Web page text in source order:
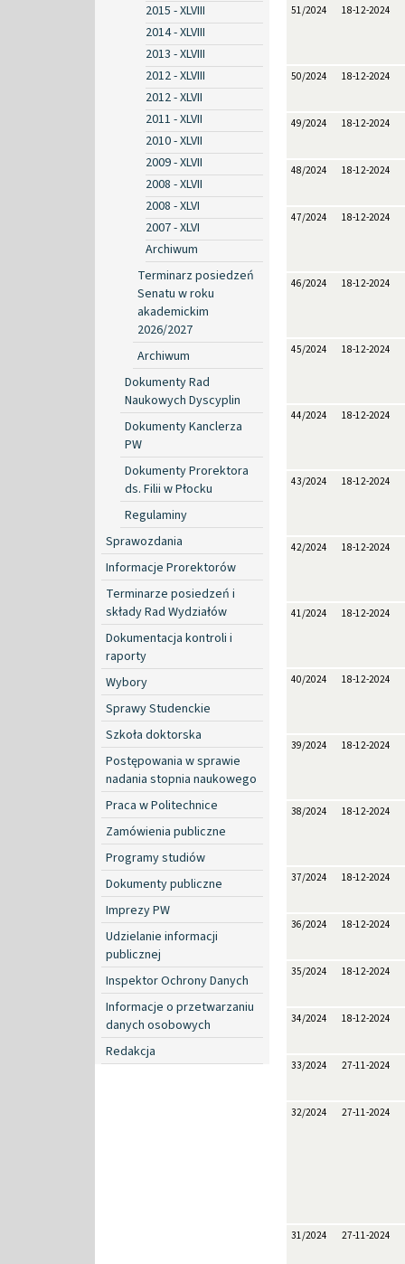
2015 - XLVIII
2014 - XLVIII
2013 - XLVIII
2012 - XLVIII
2012 - XLVII
2011 - XLVII
2010 - XLVII
2009 - XLVII
2008 - XLVII
2008 - XLVI
2007 - XLVI
Archiwum
Terminarz posiedzeń
Senatu w roku
akademickim
2026/2027
Archiwum
Dokumenty Rad
Naukowych Dyscyplin
Dokumenty Kanclerza
PW
Dokumenty Prorektora
ds. Filii w Płocku
Regulaminy
Sprawozdania
Informacje Prorektorów
Terminarze posiedzeń i
składy Rad Wydziałów
Dokumentacja kontroli i
raporty
Wybory
Sprawy Studenckie
Szkoła doktorska
Postępowania w sprawie
nadania stopnia naukowego
Praca w Politechnice
Zamówienia publiczne
Programy studiów
Dokumenty publiczne
Imprezy PW
Udzielanie informacji
publicznej
Inspektor Ochrony Danych
Informacje o przetwarzaniu
danych osobowych
Redakcja
51/2024 18-12-2024
50/2024 18-12-2024
49/2024 18-12-2024
48/2024 18-12-2024
47/2024 18-12-2024
46/2024 18-12-2024
45/2024 18-12-2024
44/2024 18-12-2024
43/2024 18-12-2024
42/2024 18-12-2024
41/2024 18-12-2024
40/2024 18-12-2024
39/2024 18-12-2024
38/2024 18-12-2024
37/2024 18-12-2024
36/2024 18-12-2024
35/2024 18-12-2024
34/2024 18-12-2024
33/2024 27-11-2024
32/2024 27-11-2024
31/2024 27-11-2024